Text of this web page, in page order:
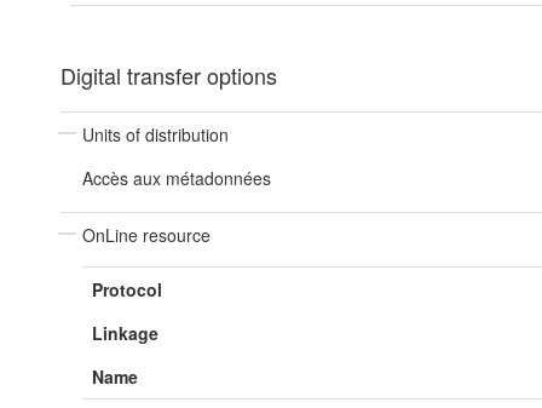
Digital transfer options
Units of distribution
Accès aux métadonnées
OnLine resource
Protocol
Linkage
Name